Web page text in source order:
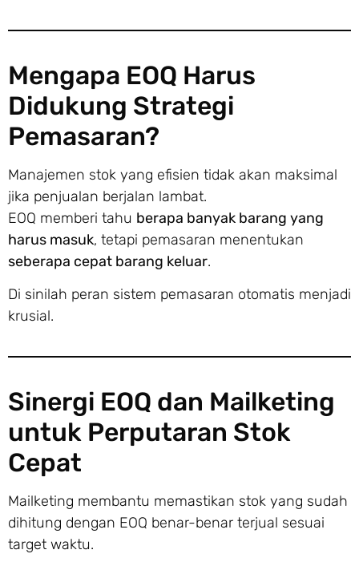
Mengapa EOQ Harus
Didukung Strategi
Pemasaran?
Manajemen stok yang efisien tidak akan maksimal
jika penjualan berjalan lambat.
EOQ memberi tahu berapa banyak barang yang
harus masuk, tetapi pemasaran menentukan
seberapa cepat barang keluar.
Di sinilah peran sistem pemasaran otomatis menjadi
krusial.
Sinergi EOQ dan Mailketing
untuk Perputaran Stok
Cepat
Mailketing membantu memastikan stok yang sudah
dihitung dengan EOQ benar-benar terjual sesuai
target waktu.